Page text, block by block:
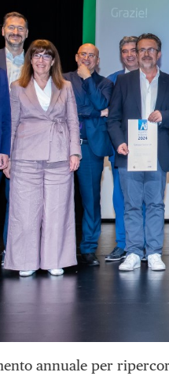
annuale per